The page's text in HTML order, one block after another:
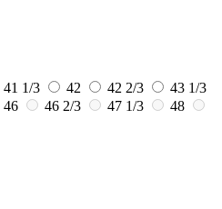
41 1/3 42 42 2/3
43 1/3
46 46 2/3 47 1/3
48